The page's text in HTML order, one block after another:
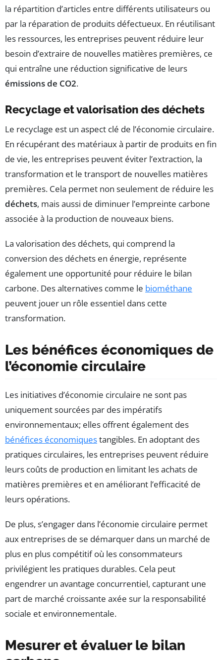
la répartition d’articles entre différents utilisateurs ou
par la réparation de produits défectueux. En réutilisant
les ressources, les entreprises peuvent réduire leur
besoin d’extraire de nouvelles matières premières, ce
qui entraîne une réduction significative de leurs
émissions de CO2.
Recyclage et valorisation des déchets
Le recyclage est un aspect clé de l’économie circulaire.
En récupérant des matériaux à partir de produits en fin
de vie, les entreprises peuvent éviter l’extraction, la
transformation et le transport de nouvelles matières
premières. Cela permet non seulement de réduire les
déchets, mais aussi de diminuer l’empreinte carbone
associée à la production de nouveaux biens.
La valorisation des déchets, qui comprend la
conversion des déchets en énergie, représente
également une opportunité pour réduire le bilan
carbone. Des alternatives comme le biométhane
peuvent jouer un rôle essentiel dans cette
transformation.
Les bénéfices économiques de
l’économie circulaire
Les initiatives d’économie circulaire ne sont pas
uniquement sourcées par des impératifs
environnementaux; elles offrent également des
bénéfices économiquestangibles. En adoptant des
pratiques circulaires, les entreprises peuvent réduire
leurs coûts de production en limitant les achats de
matières premières et en améliorant l’efficacité de
leurs opérations.
De plus, s’engager dans l’économie circulaire permet
aux entreprises de se démarquer dans un marché de
plus en plus compétitif où les consommateurs
privilégient les pratiques durables. Cela peut
engendrer un avantage concurrentiel, capturant une
part de marché croissante axée sur la responsabilité
sociale et environnementale.
Mesurer et évaluer le bilan